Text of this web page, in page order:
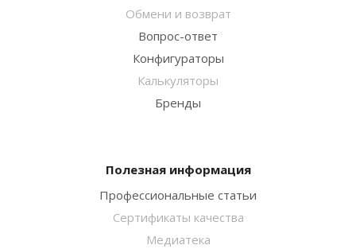
Обмени и возврат
Вопрос-ответ
Конфигураторы
Калькуляторы
Бренды
Полезная информация
Профессиональные статьи
Сертификаты качества
Медиатека